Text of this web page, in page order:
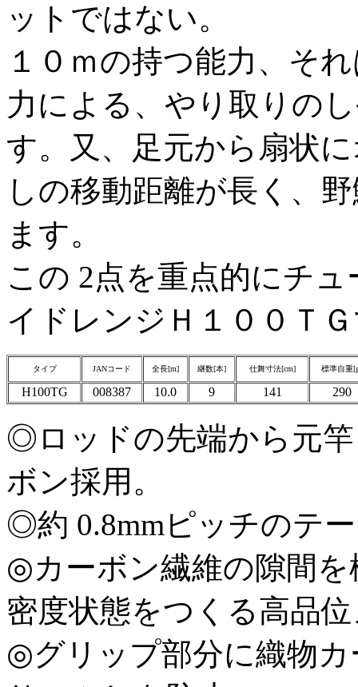
ットではない。
１０ｍの持つ能力、そ
力による、やり取りの
す。又、足元から扇状
しの移動距離が長く、
ます。
この 2点を重点的にチ
イドレンジＨ１００Ｔ
タイプ JANコード 全長[m] 継数[本] 仕舞寸法[cm] 標準自重
H100TG 008387 10.0 9 141 290
◎ロッドの先端から元
ボン採用。
◎約 0.8mmピッチのテ
◎カーボン繊維の隙間
密度状態をつくる高品
◎グリップ部分に織物